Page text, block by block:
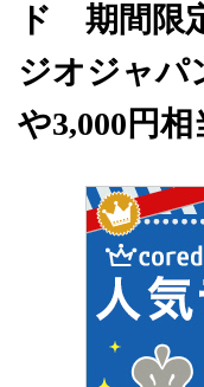
ド 期間限
ジオジャパ
や3,000円相